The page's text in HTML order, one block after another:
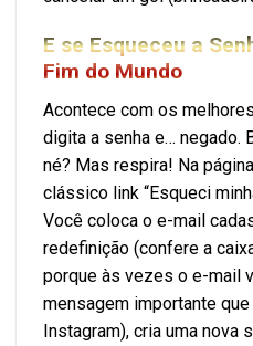
E se Esqueceu a
Fim do Mundo
Acontece com os
digita a senha e… negado.
né? Mas respira! Na
clássico link “Esqueci
Você coloca o e-mail
redefinição (confere a
porque às vezes o e-mail
mensagem importante
Instagram), cria uma nova